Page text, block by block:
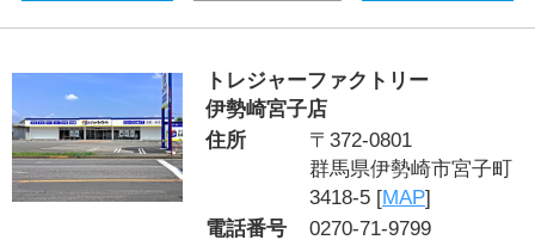
トレジャーファクトリー
伊勢崎宮子店
住所
〒372-0801
群馬県伊勢崎市宮子町
3418-5 [MAP]
電話番号
0270-71-9799